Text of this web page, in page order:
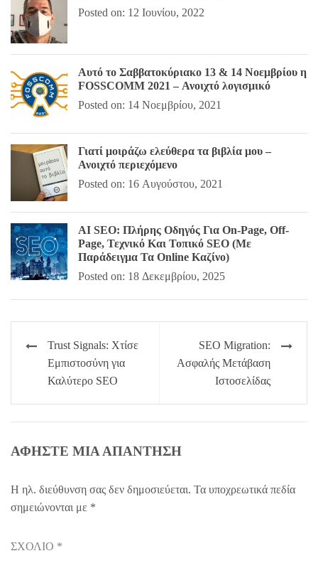
Posted on: 12 Ιουνίου, 2022
Αυτό το Σαββατοκύριακο 13 & 14 Νοεμβρίου η
FOSSCOMM 2021 – Ανοιχτό λογισμικό
Posted on: 14 Νοεμβρίου, 2021
Γιατί μοιράζω ελεύθερα τα βιβλία μου –
Ανοιχτό περιεχόμενο
Posted on: 16 Αυγούστου, 2021
AI SEO: Πλήρης Οδηγός Για On-Page, Off-
Page, Τεχνικό Και Τοπικό SEO (Με
Παράδειγμα Τα Online Καζίνο)
Posted on: 18 Δεκεμβρίου, 2025
Πλοήγηση
άρθρων
Trust Signals: Χτίσε
Εμπιστοσύνη για
Καλύτερο SEO
SEO Migration:
Ασφαλής Μετάβαση
Ιστοσελίδας
ΑΦΉΣΤΕ ΜΙΑ ΑΠΆΝΤΗΣΗ
Η ηλ. διεύθυνση σας δεν δημοσιεύεται. Τα υποχρεωτικά πεδία
σημειώνονται με *
ΣΧΌΛΙΟ *